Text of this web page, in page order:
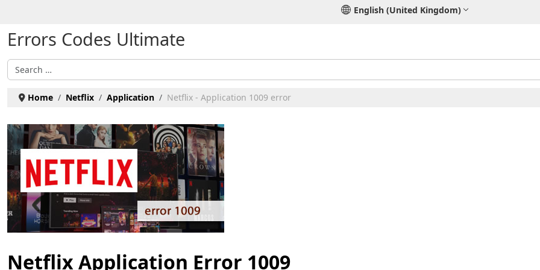
English (United Kingdom)
Errors Codes Ultimate
Search
Home Netflix Application Netflix - Application 1009 error
Netflix Application Error 1009